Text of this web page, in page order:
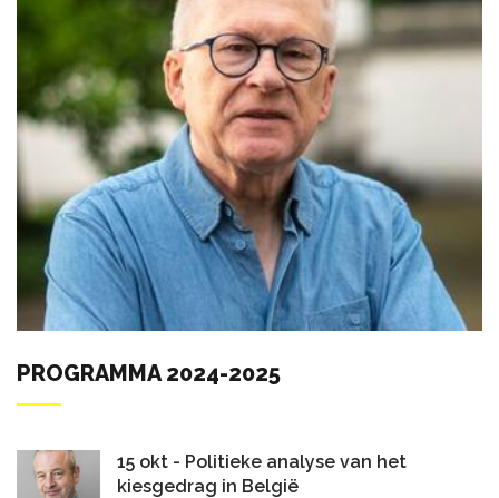
PROGRAMMA 2024-2025
15 okt - Politieke analyse van het
kiesgedrag in België